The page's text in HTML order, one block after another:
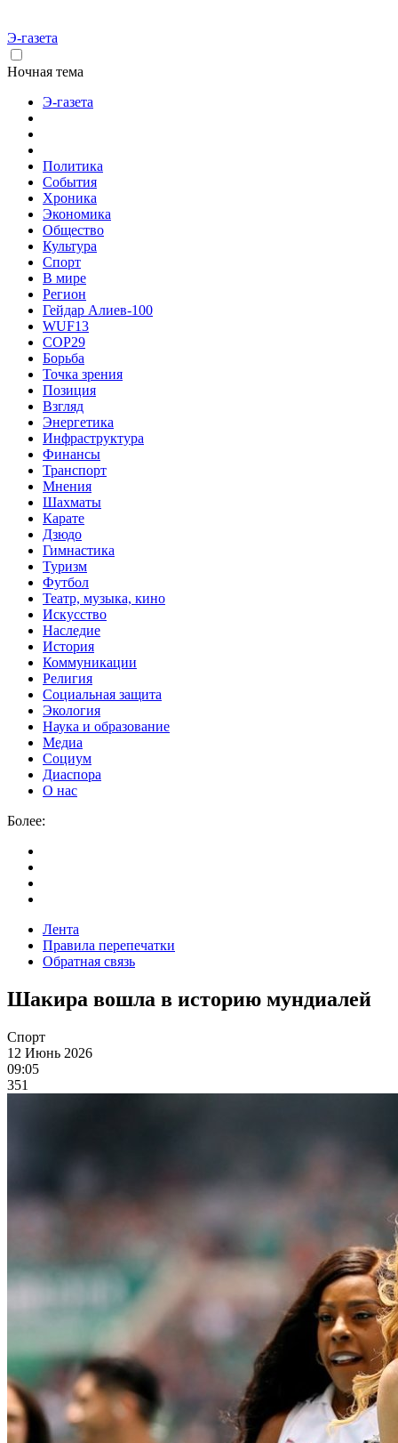
Э-газета
Ночная тема
Э-газета
Политика
События
Хроника
Экономика
Общество
Культура
Спорт
В мире
Регион
Гейдар Алиев-100
WUF13
COP29
Борьба
Точка зрения
Позиция
Взгляд
Энергетика
Инфраструктура
Финансы
Транспорт
Мнения
Шахматы
Карате
Дзюдо
Гимнастика
Туризм
Футбол
Театр, музыка, кино
Искусство
Наследие
История
Коммуникации
Религия
Социальная защита
Экология
Наука и образование
Медиа
Социум
Диаспора
О нас
Более:
Лента
Правила перепечатки
Обратная связь
Шакира вошла в историю мундиалей
Спорт
12 Июнь 2026
09:05
351